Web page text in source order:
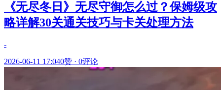
《无尽冬日》无尽守御怎么过？保姆级攻
略详解30关通关技巧与卡关处理方法
-
2026-06-11 17:040赞 · 0评论